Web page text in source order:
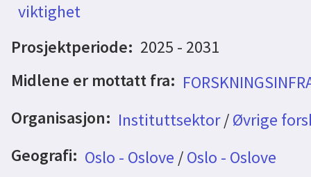
viktighet
Prosjektperiode: 2025 - 2031
Midlene er mottatt fra:
Organisasjon: Instituttsektor/Øvrige
Geografi: Oslo - Oslove /Oslo - Oslove